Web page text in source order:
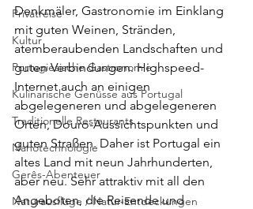
Privatreise
Kultur
Portugiesische Gastronomie
Kulinarische Genüsse aus Portugal
Traditionelle Restaurants
Nanotechnologie
Gerês-Abenteuer
Naturausflüge / Natur-Entdeckungen
Denkmäler, Gastronomie im Einklang
mit guten Weinen, Stränden,
atemberaubenden Landschaften und
guten Verbindungen. Highspeed-
Internet auch an einigen
abgelegeneren und abgelegeneren
Orten, Douro-Aussichtspunkten und
guten Straßen. Daher ist Portugal ein
altes Land mit neun Jahrhunderten,
aber neu. Sehr attraktiv mit all den
Angeboten, die Reisende und